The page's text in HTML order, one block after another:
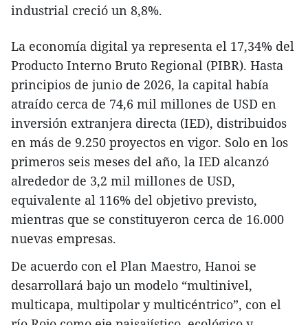
industrial creció un 8,8%.
La economía digital ya representa el 17,34% del
Producto Interno Bruto Regional (PIBR). Hasta
principios de junio de 2026, la capital había
atraído cerca de 74,6 mil millones de USD en
inversión extranjera directa (IED), distribuidos
en más de 9.250 proyectos en vigor. Solo en los
primeros seis meses del año, la IED alcanzó
alrededor de 3,2 mil millones de USD,
equivalente al 116% del objetivo previsto,
mientras que se constituyeron cerca de 16.000
nuevas empresas.
De acuerdo con el Plan Maestro, Hanoi se
desarrollará bajo un modelo “multinivel,
multicapa, multipolar y multicéntrico”, con el